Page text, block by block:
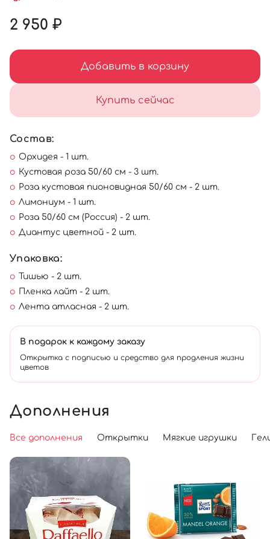
2 950 ₽
Добавить в корзину
Купить сейчас
Состав:
Орхидея - 1 шт.
Кустовая роза 50/60 см - 3 шт.
Роза кустовая пионовидная 50/60 см - 2 шт.
Лимониум - 1 шт.
Роза 50/60 см (Россия) - 2 шт.
Диантус цветной - 2 шт.
Упаковка:
Тишью - 2 шт.
Пленка лайт - 2 шт.
Лента атласная - 2 шт.
В подарок к каждому заказу
Открытка с подписью и средство для продления жизни
цветов
Дополнения
Все дополнения Открытки Мягкие игрушки